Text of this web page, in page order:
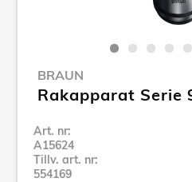
BRAUN
Rakapparat Serie
Art. nr:
A15624
Tillv. art. nr:
554169